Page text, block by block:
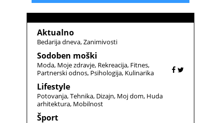
Aktualno
Bedarija dneva Zanimivosti
Sodoben moški
Moda Moje zdravje Rekreacija Fitnes
Partnerski odnos Psihologija Kulinarika
Lifestyle
Potovanja Tehnika Dizajn Moj dom Huda
arhitektura Mobilnost
Šport